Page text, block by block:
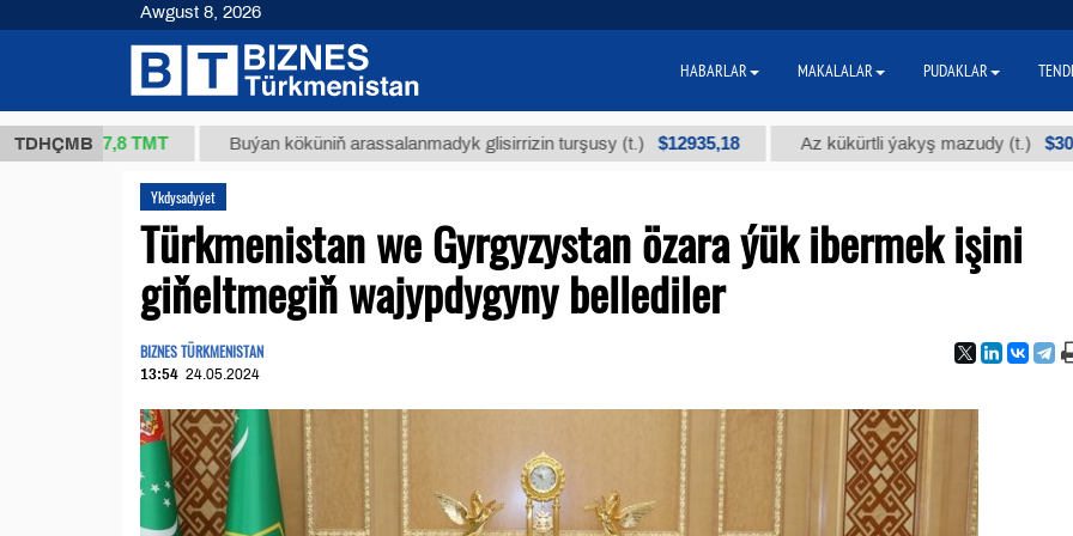
TDHÇMB
37,8 ТМТ Buýan köküniň arassalanmadyk glisirrizin turşusy (t.) $12935,18 Az kükürtli ýakyş mazudy (t.) $300
Ykdysadyýet
Türkmenistan we Gyrgyzystan özara ýük ibermek işini
giňeltmegiň wajypdygyny bellediler
BIZNES TÜRKMENISTAN
13:54 24.05.2024
Awgust 8, 2026
HABARLAR MAKALALAR PUDAKLAR